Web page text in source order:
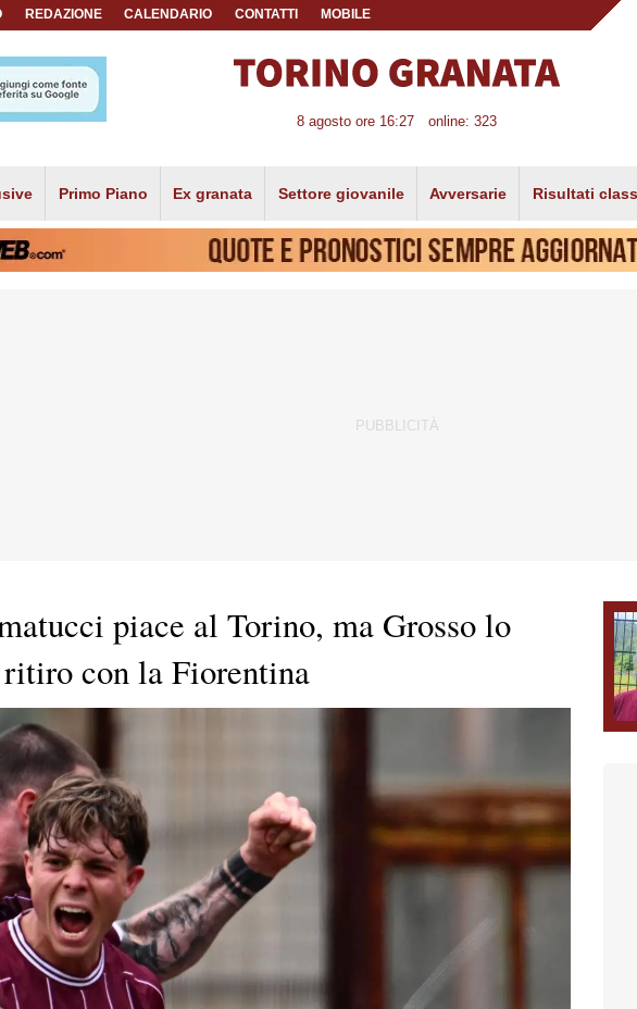
REDAZIONE CALENDARIO CONTATTI MOBILE
8 agosto ore 16:27 online: 323
Primo Piano Ex granata Settore giovanile Avversarie Risultati
piace al Torino, ma Grosso lo
con la Fiorentina